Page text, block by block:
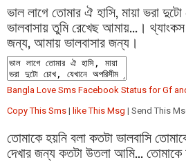
ভাল লাগে তোমার ঐ হাসি, মায়া ভরা
ভালবাসায় তুমি রেখেছ আমায়...।
জন্য, আমায় ভালবাসার জন্য।
Bangla Love Sms Facebook Status for Gf
Copy This Sms | like This Msg | Send This
তোমাকে হয়নি বলা কতটা ভালবাসি
দেখার জন্য কতটা উতলা আমি...